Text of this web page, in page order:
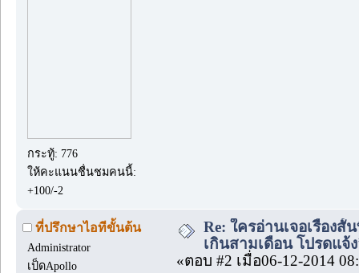
กระทู้: 776
ให้คะแนนชื่นชมคนนี้:
+100/-2
ที่ปรึกษาไอทีขั้นต้น
Administrator
เป็ดApollo
Re: ใครอ่านเจอเรื่อง
เกินสามเดือน โปรดแจ้
«ตอบ #2 เมื่อ06-12-2014